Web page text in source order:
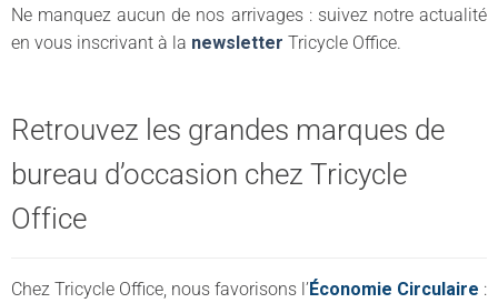
Ne manquez aucun de nos arrivages : suivez notre actualité
en vous inscrivant à la newsletter Tricycle Office.
Retrouvez les grandes marques de
bureau d’occasion chez Tricycle
Office
Chez Tricycle Office, nous favorisons l’Économie Circulaire :